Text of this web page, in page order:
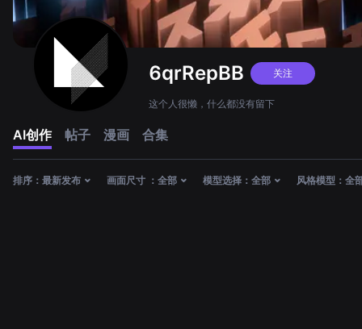
6qrRepBB 关注
这个人很懒，什么都没有留下
AI创作 帖子 漫画 合集
排序： 最新发布 画面尺寸 ： 全部 模型选择： 全部 风格模型： 全